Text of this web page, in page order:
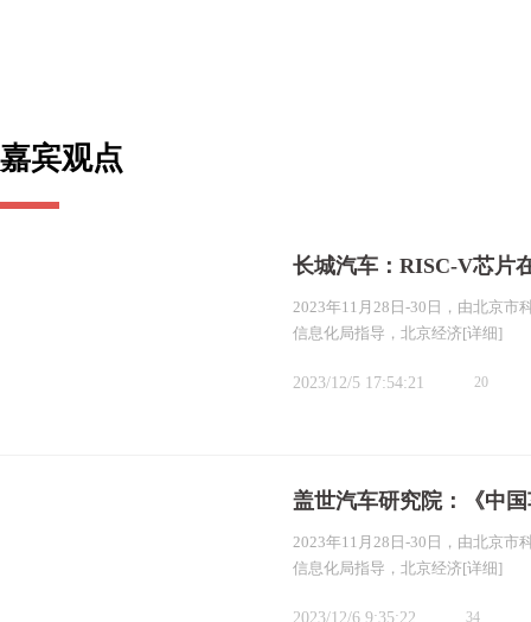
嘉宾观点
长城汽车：RISC-V芯片
2023年11月28日-30日，由北京市
信息化局指导，北京经济[详细]
2023/12/5 17:54:21 20
盖世汽车研究院：《中
2023年11月28日-30日，由北京市
信息化局指导，北京经济[详细]
2023/12/6 9:35:22 34